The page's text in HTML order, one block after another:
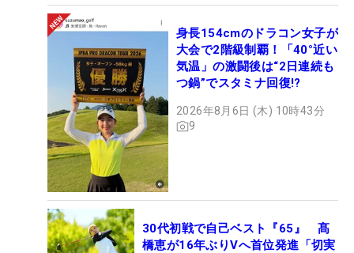
身長154cmのドラコン女子が
大会で2階級制覇！「40°近い
気温」の激闘後は“2日連続も
つ鍋”でスタミナ回復!?
2026年8月6日 (木) 10時43分
9
30代初戦で自己ベスト『65』 髙
橋恵が16年ぶりVへ首位発進「切実